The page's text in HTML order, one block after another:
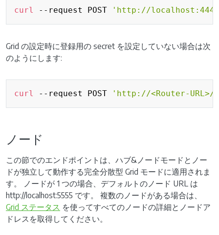
curl --request POST 'http://
Grid の設定時に登録用の secret を設定していない場合は次
のようにします:
curl --request POST 'http://<Router-
ノード
この節でのエンドポイントは、ハブ&ノードモードとノー
ドが独立して動作する完全分散型 Grid モードに適用されま
す。 ノードが 1 つの場合、デフォルトのノード URL は
http://localhost:5555 です。 複数のノードがある場合は、
Grid ステータス を使ってすべてのノードの詳細とノードア
ドレスを取得してください。